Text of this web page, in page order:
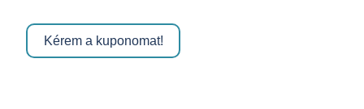
Kérem a kuponomat!